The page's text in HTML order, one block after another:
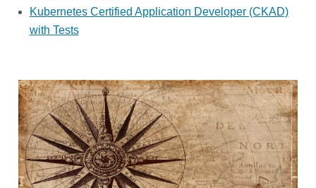
Kubernetes Certified Application Developer (CKAD)
with Tests